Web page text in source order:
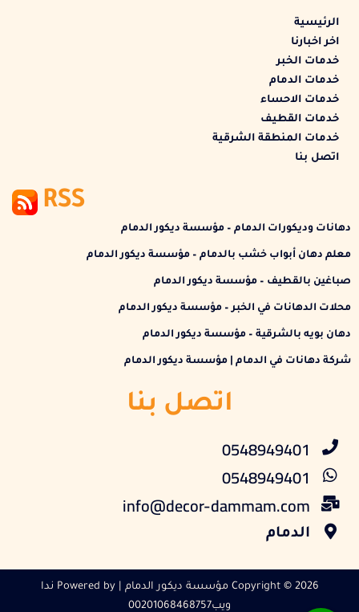
الرئيسية
اخر اخبارنا
خدمات الخبر
خدمات الدمام
خدمات الاحساء
خدمات القطيف
خدمات المنطقة الشرقية
اتصل بنا
RSS
دهانات وديكورات الدمام – مؤسسة ديكور الدمام
معلم دهان أبواب خشب بالدمام – مؤسسة ديكور الدمام
صباغين بالقطيف – مؤسسة ديكور الدمام
محلات الدهانات في الخبر – مؤسسة ديكور الدمام
دهان بويه بالشرقية – مؤسسة ديكور الدمام
شركة دهانات في الدمام | مؤسسة ديكور الدمام
اتصل بنا
0548949401
0548949401
info@decor-dammam.com
الدمام
Copyright © 2026 مؤسسة ديكور الدمام | Powered by ندا
ويب00201068468757